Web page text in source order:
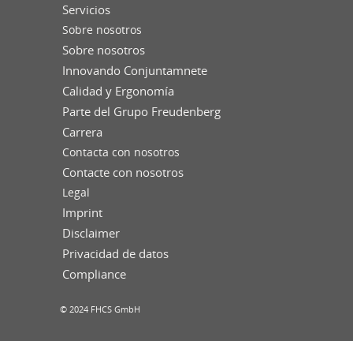
Servicios
Sobre nosotros
Sobre nosotros
Innovando Conjuntamnete
Calidad y Ergonomía
Parte del Grupo Freudenberg
Carrera
Contacta con nosotros
Contacte con nosotros
Legal
Imprint
Disclaimer
Privacidad de datos
Compliance
© 2024 FHCS GmbH